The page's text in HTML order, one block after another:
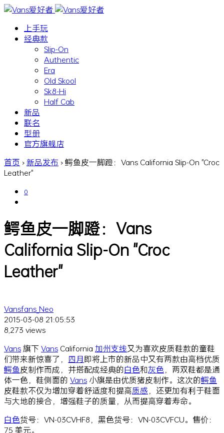
上手玩
经典款
Slip-On
Authentic
Era
Old Skool
Sk8-Hi
Half Cab
新品
联名
型册
官方旗舰店
首页 ›新品发布 ›鳄鱼皮一脚蹬：Vans California Slip-On "Croc
Leather"
0
鳄鱼皮一脚蹬：Vans
California Slip-On "Croc
Leather"
Vansfans_Neo
2015-03-08 21:05:53
8,273 views
Vans旗下 Vans California 加州支线又为喜欢皮质鞋款的童鞋
们带来新惊喜了， 四月即将上市的新品中又有两款由高档优质
鳄鱼皮制作而成，并搭配成经典的白色和灰色 ，两双鞋都是通
体一色，鞋侧面的 Vans 小旗是由优质猪皮制作。这次的鳄鱼
皮鞋款不仅为增加穿着舒适度和提高质感 ，还更加有利于鞋面
与大地的接合，增强鞋子的质量，从而提高穿着寿命。
白色货号：VN-03CVHF8，黑色货号：VN-03CVFCU。售价：
75 美元。